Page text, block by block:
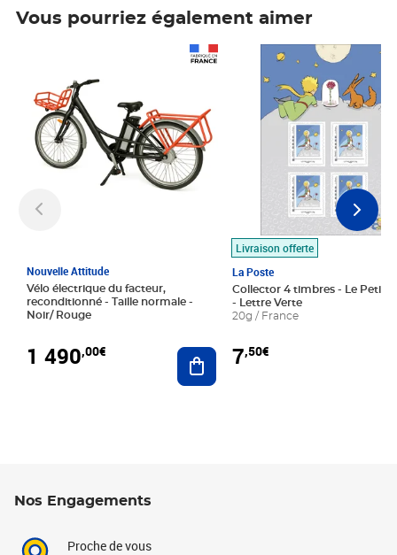
Vous pourriez également aimer
Nouvelle Attitude
Vélo électrique du facteur,
reconditionné - Taille normale -
Noir/ Rouge
1 490,00€ Ajouter au panier
Livraison offerte
La Poste
Collector 4 timbres - Le Petit
- Lettre Verte
20g / France
7,50€
Prix 7,50€
Nos Engagements
Proche de vous